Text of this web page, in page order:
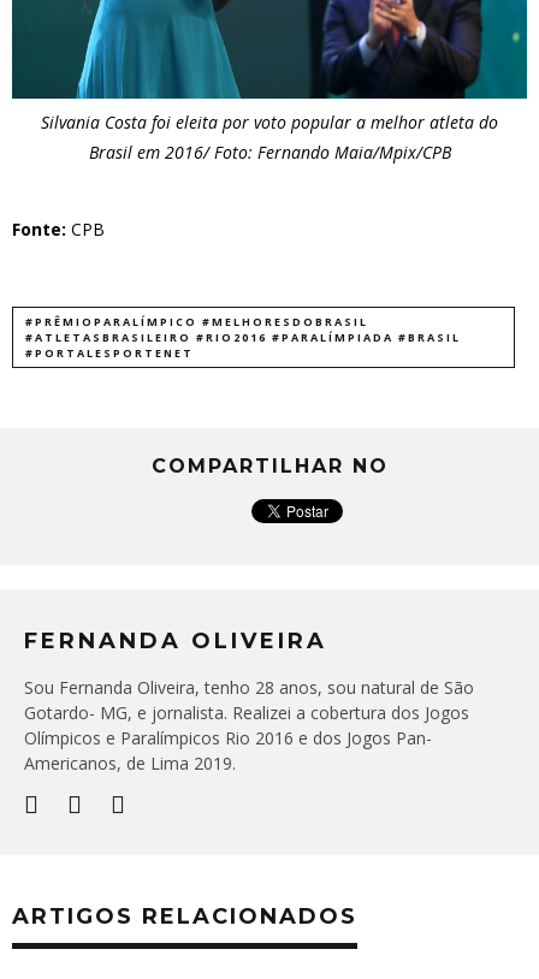
Silvania Costa foi eleita por voto popular a melhor atleta do
Brasil em 2016/ Foto: Fernando Maia/Mpix/CPB
Fonte: CPB
#PRÊMIOPARALÍMPICO #MELHORESDOBRASIL
#ATLETASBRASILEIRO #RIO2016 #PARALÍMPIADA #BRASIL
#PORTALESPORTENET
COMPARTILHAR NO
FERNANDA OLIVEIRA
Sou Fernanda Oliveira, tenho 28 anos, sou natural de São
Gotardo- MG, e jornalista. Realizei a cobertura dos Jogos
Olímpicos e Paralímpicos Rio 2016 e dos Jogos Pan-
Americanos, de Lima 2019.
ARTIGOS RELACIONADOS